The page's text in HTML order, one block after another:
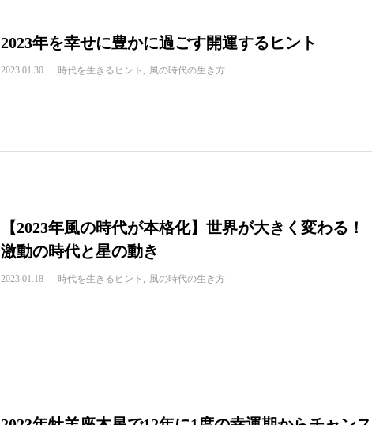
2023年を幸せに豊かに過ごす開運するヒント
2023.01.30 時代を生きるヒント 風の時代の生き方
【2023年風の時代が本格化】世界が大きく変わる！
激動の時代と星の動き
2023.01.18 時代を生きるヒント 風の時代の生き方